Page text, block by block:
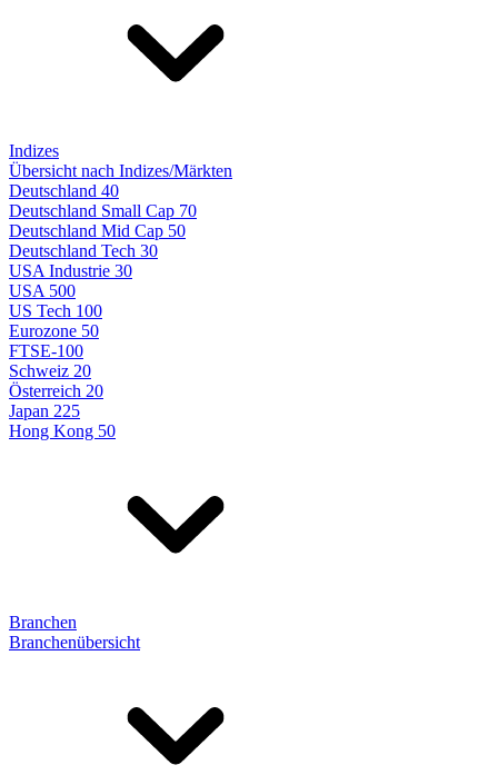
Indizes
Übersicht nach Indizes/Märkten
Deutschland 40
Deutschland Small Cap 70
Deutschland Mid Cap 50
Deutschland Tech 30
USA Industrie 30
USA 500
US Tech 100
Eurozone 50
FTSE-100
Schweiz 20
Österreich 20
Japan 225
Hong Kong 50
Branchen
Branchenübersicht